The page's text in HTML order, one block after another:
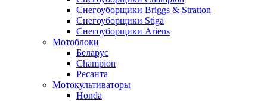
Снегоуборщики Briggs & Stratton
Снегоуборщики Stiga
Снегоуборщики Ariens
Мотоблоки
Беларус
Champion
Ресанта
Мотокультиваторы
Honda